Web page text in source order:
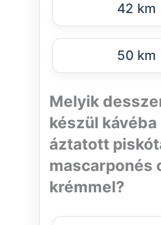
42 km
50 km
Melyik
készül kávéba
áztatott
mascarponés
krémmel?